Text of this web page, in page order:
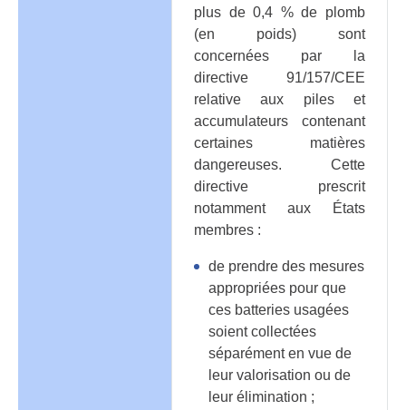
plus de 0,4 % de plomb
(en poids) sont
concernées par la
directive 91/157/CEE
relative aux piles et
accumulateurs contenant
certaines matières
dangereuses. Cette
directive prescrit
notamment aux États
membres :
de prendre des mesures
appropriées pour que
ces batteries usagées
soient collectées
séparément en vue de
leur valorisation ou de
leur élimination ;